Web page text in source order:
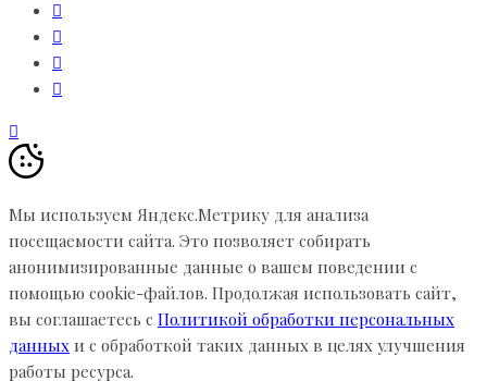
Мы используем Яндекс.Метрику для анализа
посещаемости сайта. Это позволяет собирать
анонимизированные данные о вашем поведении с
помощью cookie-файлов. Продолжая использовать сайт,
вы соглашаетесь с Политикой обработки персональных
данных и с обработкой таких данных в целях улучшения
работы ресурса.